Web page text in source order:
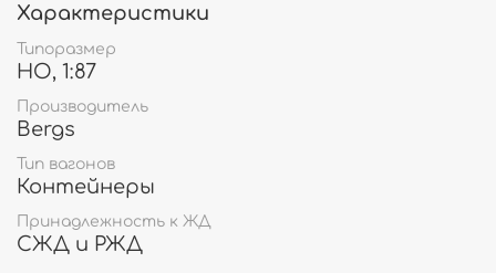
Характеристики
Типоразмер
HO, 1:87
Производитель
Bergs
Тип вагонов
Контейнеры
Принадлежность к ЖД
СЖД и РЖД